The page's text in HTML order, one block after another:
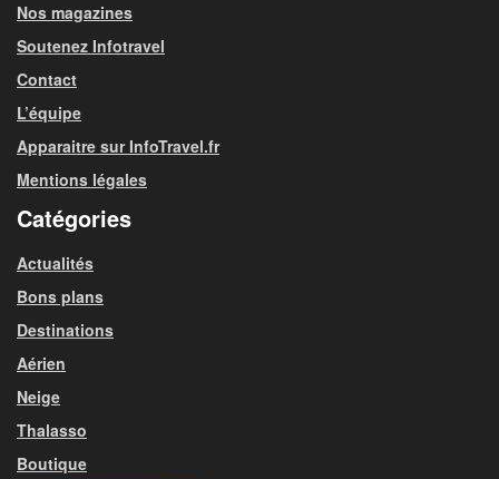
Nos magazines
Soutenez Infotravel
Contact
L’équipe
Apparaitre sur InfoTravel.fr
Mentions légales
Catégories
Actualités
Bons plans
Destinations
Aérien
Neige
Thalasso
Boutique